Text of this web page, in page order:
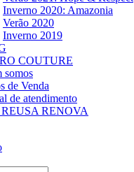
Inverno 2020: Amazonia
Verão 2020
Inverno 2019
COUTURE
somos
de Venda
de atendimento
RENOVA